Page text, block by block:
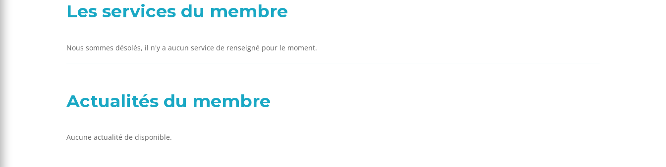
Les services du membre
Nous sommes désolés, il n'y a aucun service de renseigné pour le moment.
Actualités du membre
Aucune actualité de disponible.